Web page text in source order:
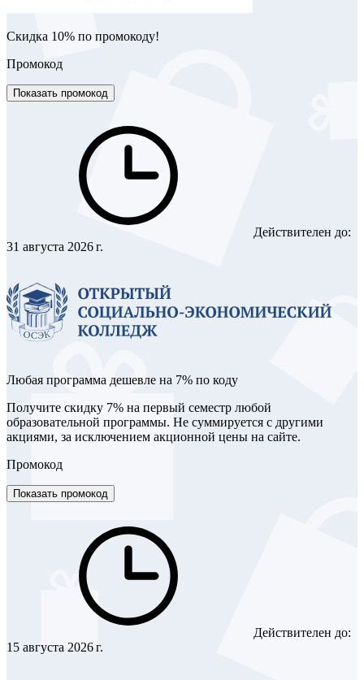
Скидка 10% по промокоду!
Промокод
Показать промокод
Действителен до:
31 августа 2026 г.
Любая программа дешевле на 7% по коду
Получите скидку 7% на первый семестр любой
образовательной программы. Не суммируется с другими
акциями, за исключением акционной цены на сайте.
Промокод
Показать промокод
Действителен до:
15 августа 2026 г.